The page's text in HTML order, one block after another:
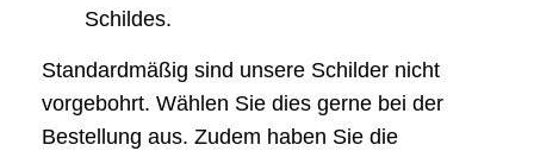
Schildes.
Standardmäßig sind unsere Schilder nicht
vorgebohrt. Wählen Sie dies gerne bei der
Bestellung aus. Zudem haben Sie die